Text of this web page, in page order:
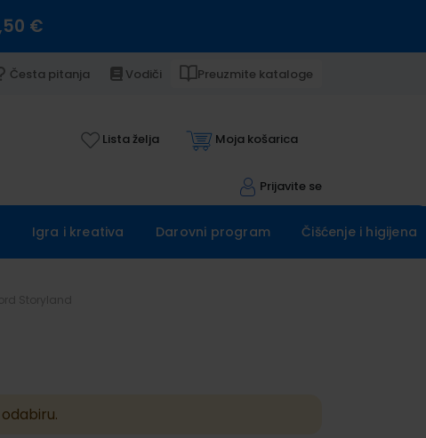
€
Česta pitanja Vodiči Preuzmite kataloge
Lista želja Moja košarica
Prijavite se
Igra i kreativa Darovni program Čišćenje i higijena